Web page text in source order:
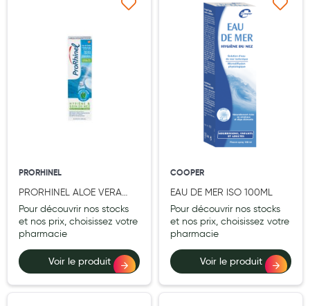
Diététique minceur
Phytothérapie
Régimes médicaux
Gemmothérapie
Oligothérapie
Compléments alimentaires
Premiers soins
PRORHINEL
PRORHINEL ALOE VERA
ENFANT/ADULTE 100ML
Pour découvrir nos stocks
et nos prix, choisissez votre
pharmacie
Voir le produit
Ajouter à ma liste d’envie
COOPER
EAU DE MER ISO 100ML
Pour découvrir nos stocks
et nos prix, choisissez votre
pharmacie
Voir le produit
Ajouter à ma liste